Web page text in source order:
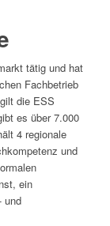
tätig und hat
Fachbetrieb
die ESS
es über 7.000
4 regionale
und
ein
und